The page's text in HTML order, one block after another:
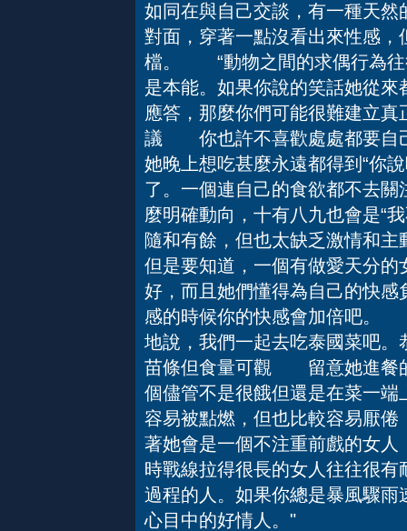
如同在與自己交談，有一種天
對面，穿著一點沒看出來性感
檔。 “動物之間的求偶行為往
是本能。如果你說的笑話她從
應答，那麼你們可能很難建立
議 你也許不喜歡處處都要自
她晚上想吃甚麼永遠都得到“你
了。一個連自己的食欲都不去
麼明確動向，十有八九也會是“
隨和有餘，但也太缺乏激情和
但是要知道，一個有做愛天分
好，而且她們懂得為自己的快
感的時候你的快感會加倍吧。
地說，我們一起去吃泰國菜吧
苗條但食量可觀 留意她進餐
個儘管不是很餓但還是在菜一
容易被點燃，但也比較容易厭
著她會是一個不注重前戲的女
時戰線拉得很長的女人往往很
過程的人。如果你總是暴風驟
心目中的好情人。"